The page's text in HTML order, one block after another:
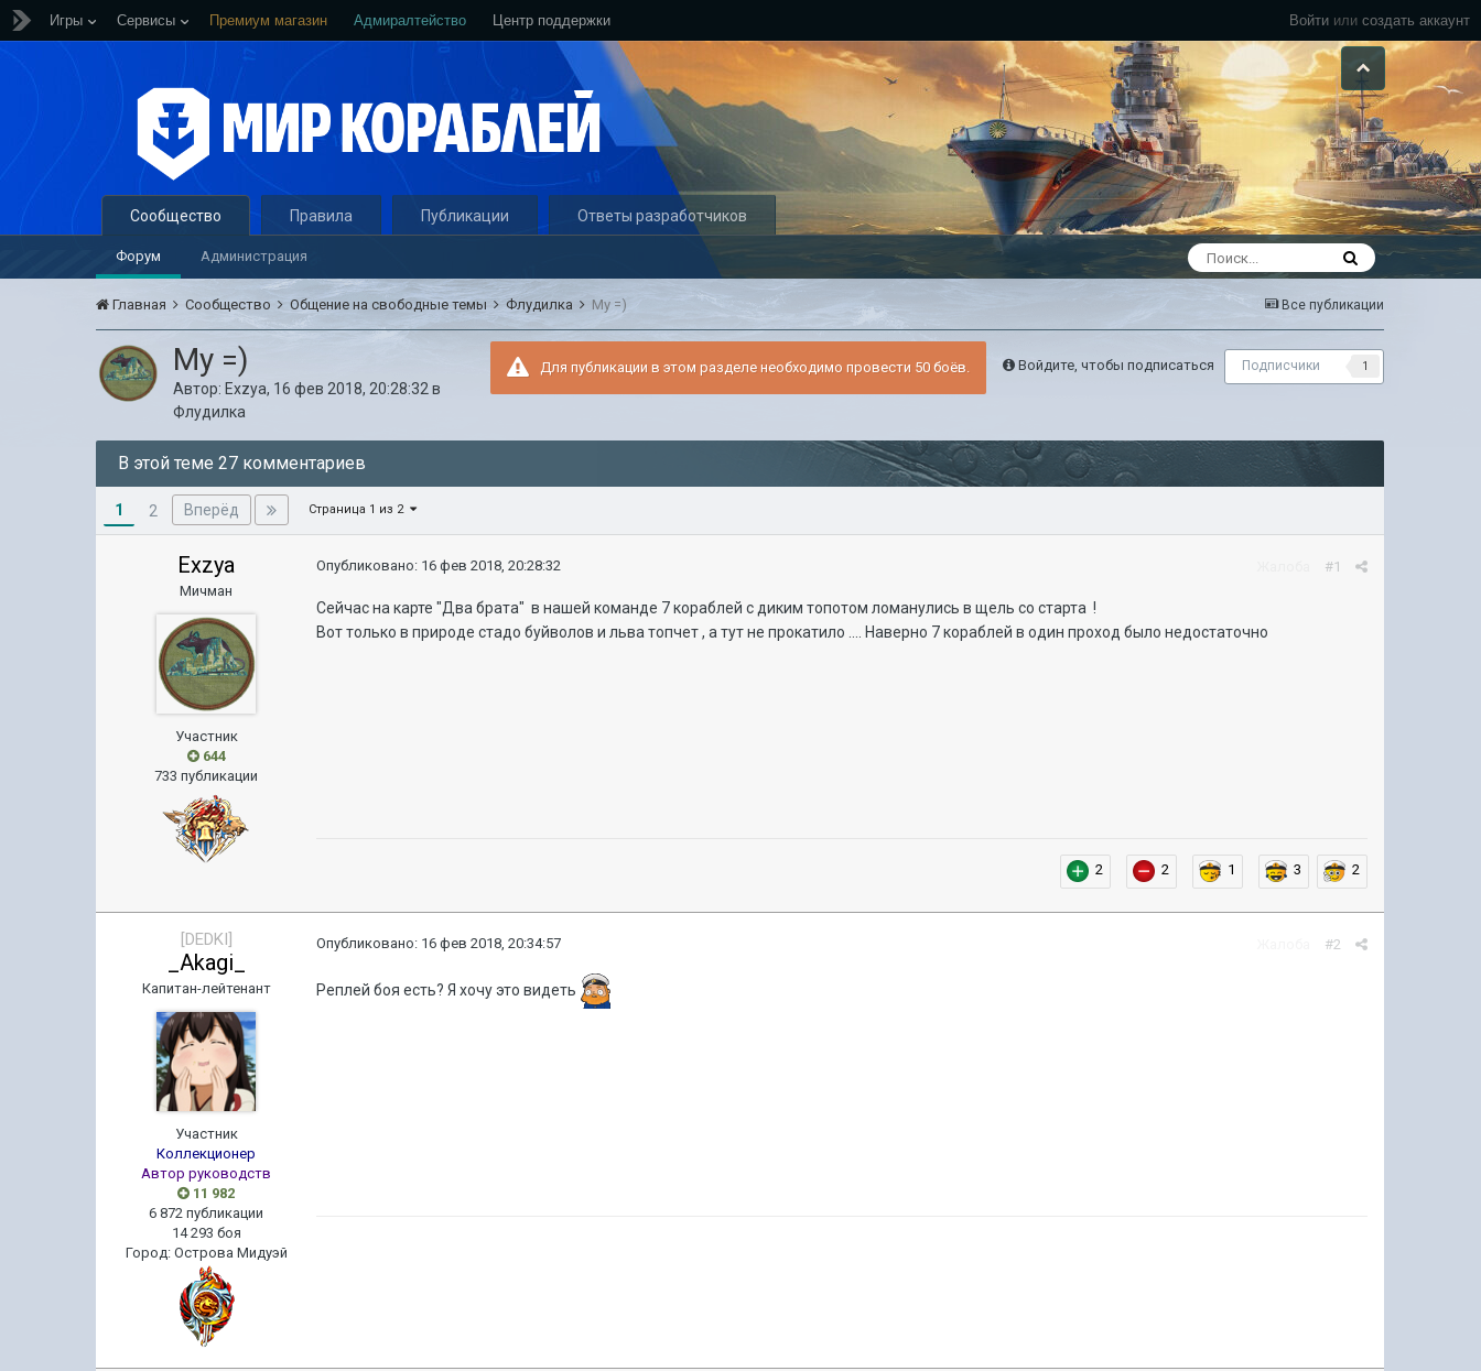
Войти или создать аккаунт
Игры Сервисы Премиум магазин Адмиралтейство Центр поддержки
Сообщество
Форум Администрация
Правила Публикации Ответы разработчиков
Все публикации
Главная Сообщество Общение на свободные темы Флудилка Му =)
Войдите, чтобы подписаться Подписчики 1
Для публикации в этом разделе необходимо провести 50 боёв.
Му =)
Автор: Exzya, 16 фев 2018, 20:28:32 в
Флудилка
В этой теме 27 комментариев
1 2 Вперёд Страница 1 из 2
Exzya
Мичман
Участник
644
733 публикации
#1
Опубликовано: 16 фев 2018, 20:28:32
Сейчас на карте "Два брата" в нашей команде 7 кораблей с диким топотом ломанулись в щель со старта !
Вот только в природе стадо буйволов и льва топчет , а тут не прокатило .... Наверно 7 кораблей в один проход было недостаточно
2 2 1 3 2
[DEDKI]
_Akagi_
Капитан-лейтенант
Участник
Коллекционер
Автор руководств
11 982
6 872 публикации
14 293 боя
Город: Острова Мидуэй
#2
Опубликовано: 16 фев 2018, 20:34:57
Реплей боя есть? Я хочу это видеть